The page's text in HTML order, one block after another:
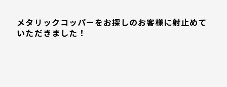
メタリックコッパーをお探しのお客様に射止めて
いただきました！